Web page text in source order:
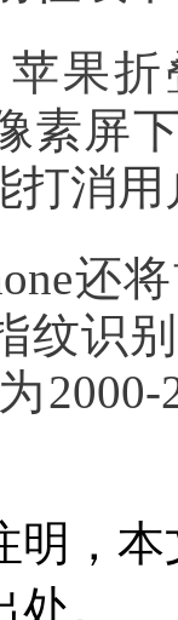
苹果折
素屏
打消
还
纹识
明，
。